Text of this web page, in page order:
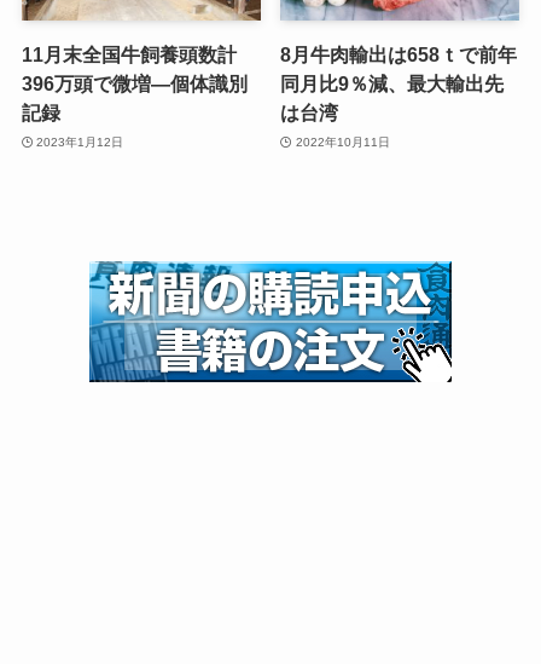
11月末全国牛飼養頭数計
396万頭で微増—個体識別
記録
2023年1月12日
8月牛肉輸出は658ｔで前年
同月比9％減、最大輸出先
は台湾
2022年10月11日